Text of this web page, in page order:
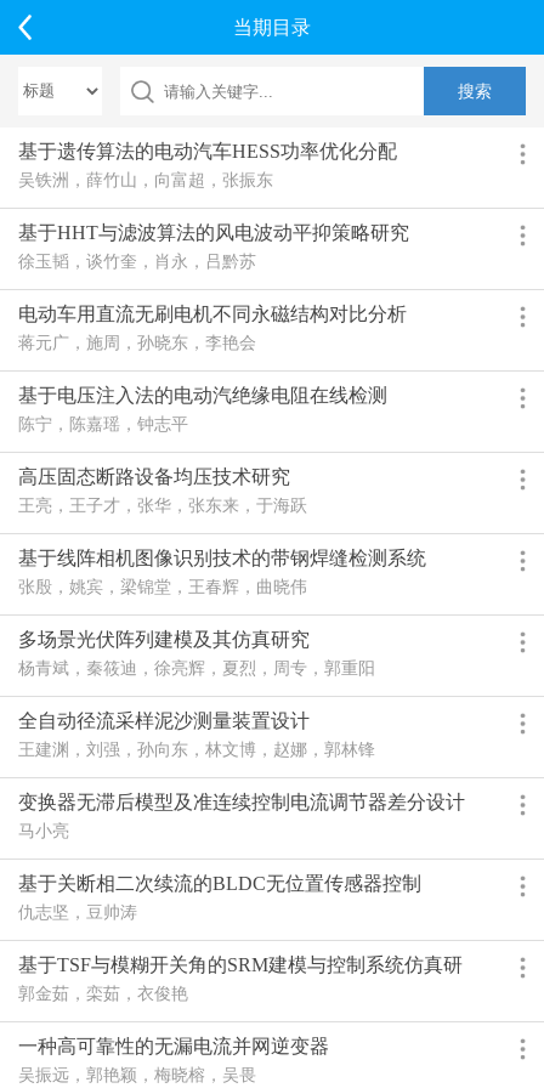
当期目录
基于遗传算法的电动汽车HESS功率优化分配
吴铁洲，薛竹山，向富超，张振东
基于HHT与滤波算法的风电波动平抑策略研究
徐玉韬，谈竹奎，肖永，吕黔苏
电动车用直流无刷电机不同永磁结构对比分析
蒋元广，施周，孙晓东，李艳会
基于电压注入法的电动汽绝缘电阻在线检测
陈宁，陈嘉瑶，钟志平
高压固态断路设备均压技术研究
王亮，王子才，张华，张东来，于海跃
基于线阵相机图像识别技术的带钢焊缝检测系统
张殷，姚宾，梁锦堂，王春辉，曲晓伟
多场景光伏阵列建模及其仿真研究
杨青斌，秦筱迪，徐亮辉，夏烈，周专，郭重阳
全自动径流采样泥沙测量装置设计
王建渊，刘强，孙向东，林文博，赵娜，郭林锋
变换器无滞后模型及准连续控制电流调节器差分设计
方法
马小亮
基于关断相二次续流的BLDC无位置传感器控制
仇志坚，豆帅涛
基于TSF与模糊开关角的SRM建模与控制系统仿真研
究
郭金茹，栾茹，衣俊艳
一种高可靠性的无漏电流并网逆变器
吴振远，郭艳颖，梅晓榕，吴畏